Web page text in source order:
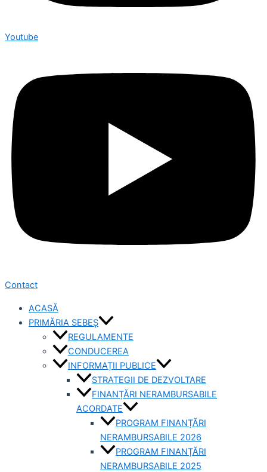
Youtube
Contact
ACASĂ
PRIMĂRIA SEBEȘ
REGULAMENTE
CONDUCEREA
INFORMAȚII PUBLICE
STRATEGII DE DEZVOLTARE
FINANȚĂRI NERAMBURSABILE
ACORDATE
PROGRAM FINANȚĂRI
NERAMBURSABILE 2026
PROGRAM FINANȚĂRI
NERAMBURSABILE 2025